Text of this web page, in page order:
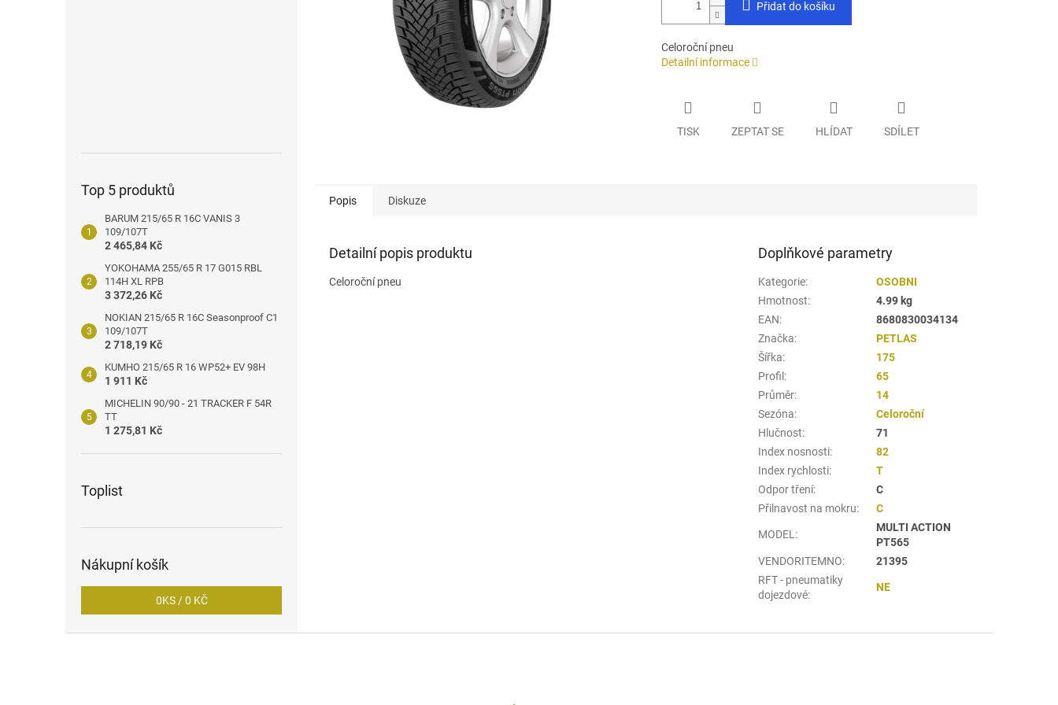
Top 5 produktů
BARUM 215/65 R 16C VANIS 3
109/107T
2 465,84 Kč
YOKOHAMA 255/65 R 17 G015 RBL
114H XL RPB
3 372,26 Kč
NOKIAN 215/65 R 16C Seasonproof C1
109/107T
2 718,19 Kč
KUMHO 215/65 R 16 WP52+ EV 98H
1 911 Kč
MICHELIN 90/90 - 21 TRACKER F 54R
TT
1 275,81 Kč
Toplist
Nákupní košík
0KS /0 KČ
Přidat do košíku
Celoroční pneu
Detailní informace
TISK ZEPTAT SE HLÍDAT SDÍLET
Popis Diskuze
Detailní popis produktu
Celoroční pneu
Doplňkové parametry
Kategorie:
OSOBNI
Hmotnost:
4.99 kg
EAN:
8680830034134
Značka:
PETLAS
Šířka:
175
Profil :
65
Průměr:
14
Sezóna:
Celoroční
Hlučnost:
71
Index nosnosti:
82
Index rychlosti:
T
Odpor tření:
C
Přilnavost na mokru: C
MODEL :
MULTI ACTION
PT565
VENDORITEMNO:
21395
RFT - pneumatiky
dojezdové:
NE